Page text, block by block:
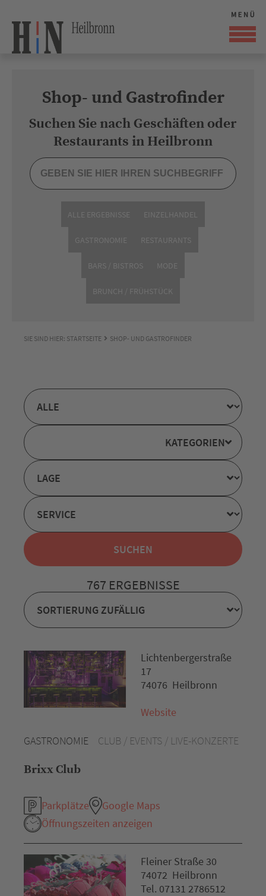
Shop- und Gastrofinder
Suchen Sie nach Geschäften oder
Restaurants in Heilbronn
ALLE ERGEBNISSE EINZELHANDEL
GASTRONOMIE RESTAURANTS
BARS / BISTROS MODE
BRUNCH / FRÜHSTÜCK
SIE SIND HIER: STARTSEITE SHOP- UND GASTROFINDER
KATEGORIEN
767 ERGEBNISSE
GASTRONOMIE CLUB / EVENTS / LIVE-KONZERTE
Brixx Club
Parkplätze
Google Maps
Öffnungszeiten anzeigen
Lichtenbergerstraße
17
74076 Heilbronn
Website
Fleiner Straße 30
74072 Heilbronn
Tel. 07131 2786512